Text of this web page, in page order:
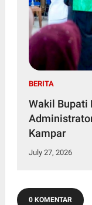
BERITA
Wakil Bupati
Kampar
July 27, 2026
0 KOMENTAR